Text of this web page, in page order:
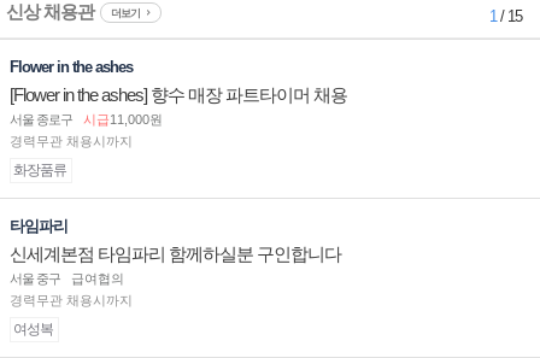
신상 채용관 더보기 1/ 15
Flower in the ashes
[Flower in the ashes] 향수 매장 파트타이머 채용
서울 종로구 시급11,000원
경력무관 채용시까지
화장품류
타임파리
신세계본점 타임파리 함께하실분 구인합니다
서울 중구
급여협의
경력무관 채용시까지
여성복